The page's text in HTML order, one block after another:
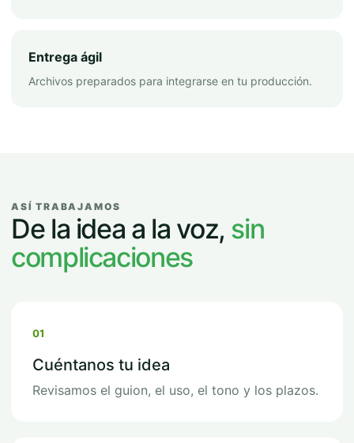
Entrega ágil
Archivos preparados para integrarse en tu producción.
ASÍ TRABAJAMOS
De la idea a la voz, sin
complicaciones
01
Cuéntanos tu idea
Revisamos el guion, el uso, el tono y los plazos.